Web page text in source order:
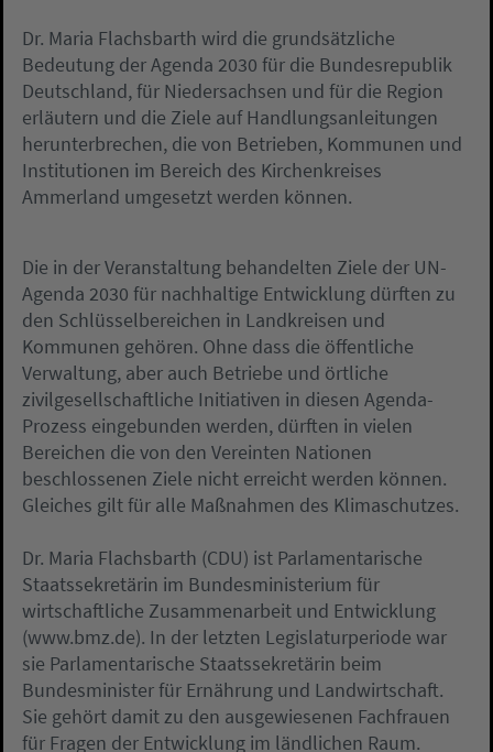
Dr. Maria Flachsbarth wird die grundsätzliche
Bedeutung der Agenda 2030 für die Bundesrepublik
Deutschland, für Niedersachsen und für die Region
erläutern und die Ziele auf Handlungsanleitungen
herunterbrechen, die von Betrieben, Kommunen und
Institutionen im Bereich des Kirchenkreises
Ammerland umgesetzt werden können.
Die in der Veranstaltung behandelten Ziele der UN-
Agenda 2030 für nachhaltige Entwicklung dürften zu
den Schlüsselbereichen in Landkreisen und
Kommunen gehören. Ohne dass die öffentliche
Verwaltung, aber auch Betriebe und örtliche
zivilgesellschaftliche Initiativen in diesen Agenda-
Prozess eingebunden werden, dürften in vielen
Bereichen die von den Vereinten Nationen
beschlossenen Ziele nicht erreicht werden können.
Gleiches gilt für alle Maßnahmen des Klimaschutzes.
Dr. Maria Flachsbarth (CDU) ist Parlamentarische
Staatssekretärin im Bundesministerium für
wirtschaftliche Zusammenarbeit und Entwicklung
(www.bmz.de). In der letzten Legislaturperiode war
sie Parlamentarische Staatssekretärin beim
Bundesminister für Ernährung und Landwirtschaft.
Sie gehört damit zu den ausgewiesenen Fachfrauen
für Fragen der Entwicklung im ländlichen Raum.